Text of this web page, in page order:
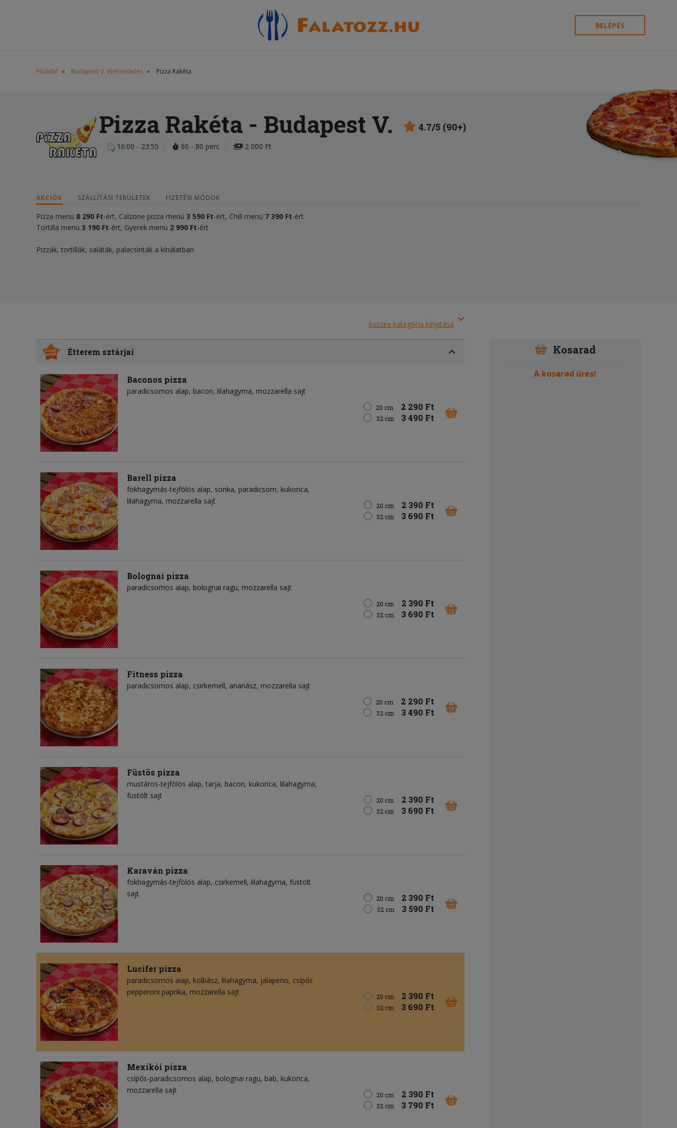
BELÉPÉS
Főoldal Budapest V. ételrendelés Pizza Rakéta
Pizza Rakéta - Budapest V. 4.7/5 (90+)
16:00 - 23:55 60 - 80 perc 2 000 Ft
AKCIÓK SZÁLLÍTÁSI TERÜLETEK FIZETÉSI MÓDOK
Pizza menü 8 290 Ft-ért, Calzone pizza menü 3 590 Ft-ért, Chill menü 7 390 Ft-ért
Tortilla menü 3 190 Ft-ért, Gyerek menü 2 990 Ft-ért
Pizzák, tortillák, saláták, palacsinták a kínálatban
összes kategória kinyitása
Étterem sztárjai
Baconos pizza
paradicsomos alap bacon lilahagyma mozzarella sajt
20 cm 2 290 Ft
32 cm 3 490 Ft
Barell pizza
fokhagymás-tejfölös alap sonka paradicsom kukorica
lilahagyma mozzarella sajt 20 cm 2 390 Ft
32 cm 3 690 Ft
Bolognai pizza
paradicsomos alap bolognai ragu mozzarella sajt
20 cm 2 390 Ft
32 cm 3 690 Ft
Fitness pizza
paradicsomos alap csirkemell ananász mozzarella sajt
20 cm 2 290 Ft
32 cm 3 490 Ft
Füstös pizza
mustáros-tejfölös alap tarja bacon kukorica lilahagyma
füstölt sajt
20 cm 2 390 Ft
32 cm 3 690 Ft
Karaván pizza
fokhagymás-tejfölös alap csirkemell lilahagyma füstölt
sajt
20 cm 2 390 Ft
32 cm 3 590 Ft
Lucifer pizza
paradicsomos alap kolbász lilahagyma jalapeno csípős
pepperoni paprika mozzarella sajt 20 cm 2 390 Ft
32 cm 3 690 Ft
Mexikói pizza
csípős-paradicsomos alap bolognai ragu bab kukorica
mozzarella sajt
20 cm 2 390 Ft
32 cm 3 790 Ft
Kosarad
A kosarad üres!